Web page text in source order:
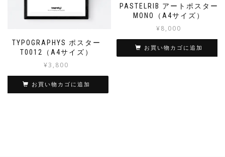
TYPOGRAPHYS ポスター
T0012（A4サイズ）
¥3,800
お買い物カゴに追加
PASTELRIB アートポスター
MONO（A4サイズ）
¥8,000
お買い物カゴに追加